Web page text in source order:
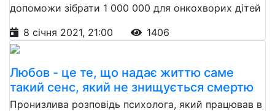
допоможи зібрати 1 000 000 для онкохворих дітей
8 січня 2021, 21:00
1406
Любов - це те, що надає життю саме
такий сенс, який не знищується смертю
Пронизлива розповідь психолога, який працював в